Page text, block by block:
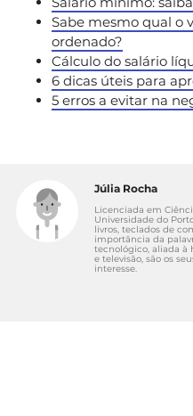
Sabe mesmo qual o
ordenado?
Cálculo do salário
6 dicas úteis para
5 erros a evitar na
Júlia Rocha
Licenciada em
Universidade do
livros, teclados de
importância da
tecnológico, aliada à
e televisão, são os
interesse.